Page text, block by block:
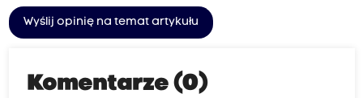
Wyślij opinię na temat artykułu
Komentarze (0)